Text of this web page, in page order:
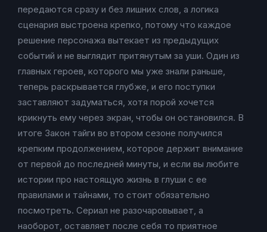
передаются сразу и без лишних слов, а логика
сценария выстроена крепко, потому что каждое
решение персонажа вытекает из предыдущих
событий и не выглядит притянутым за уши. Один из
главных героев, которого мы уже знали раньше,
теперь раскрывается глубже, и его поступки
заставляют задуматься, хотя порой хочется
крикнуть ему через экран, чтобы он остановился. В
итоге Закон тайги во втором сезоне получился
крепким продолжением, которое держит внимание
от первой до последней минуты, и если вы любите
истории про настоящую жизнь в глуши с ее
правилами и тайнами, то стоит обязательно
посмотреть. Сериал не разочаровывает, а
наоборот, оставляет после себя то приятное